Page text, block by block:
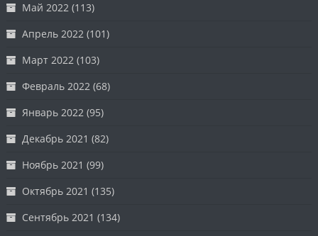
Май 2022 (113)
Апрель 2022 (101)
Март 2022 (103)
Февраль 2022 (68)
Январь 2022 (95)
Декабрь 2021 (82)
Ноябрь 2021 (99)
Октябрь 2021 (135)
Сентябрь 2021 (134)